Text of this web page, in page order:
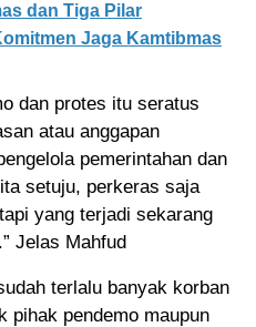
dan Tiga Pilar
Jaga Kamtibmas
dan protes itu seratus
atau anggapan
pemerintahan dan
setuju, perkeras saja
yang terjadi sekarang
Jelas Mahfud
terlalu banyak korban
pihak pendemo maupun